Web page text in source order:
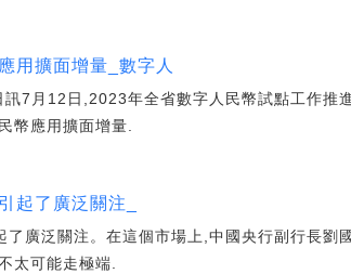
用擴面增量_數字人
月12日,2023年全省數字人民幣試點工作推
幣應用擴面增量.
起了廣泛關注_
了廣泛關注。在這個市場上,中國央行副行長劉
太可能走極端.